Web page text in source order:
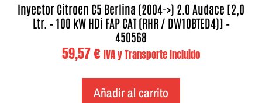
Inyector Citroen C5 Berlina (2004->) 2.0 Audace [2,0
Ltr. – 100 kW HDi FAP CAT (RHR / DW10BTED4)] –
450568
59,57€ IVA y Transporte Incluido
Añadir al carrito